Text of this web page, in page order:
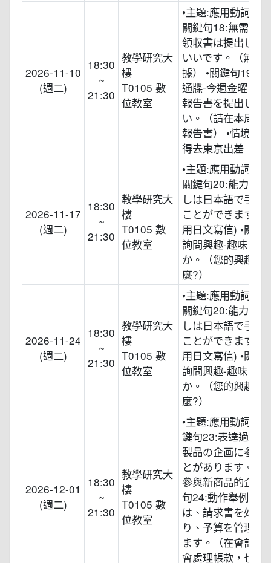
2026-11-10
(週二)
18:30
~
21:30
教學研究大
樓
T0105 數
位教室
•主題:應用動詞な
關鍵句18:無需承
領収書は提出しな
いいです。（無須
據） •關鍵句19:下
通牒-今週金曜日ま
報告書を提出して
い。（請在本周五
報告書） •情境應
得去東京出差
2026-11-17
(週二)
18:30
~
21:30
教學研究大
樓
T0105 數
位教室
•主題:應用動詞辞
關鍵句20:能力表
しは日本語で手紙
ことができます。
用日文寫信) •關鍵
詢問興趣-趣味は何
か。（您的興趣是
麼?）
2026-11-24
(週二)
18:30
~
21:30
教學研究大
樓
T0105 數
位教室
•主題:應用動詞辞
關鍵句20:能力表
しは日本語で手紙
ことができます。
用日文寫信) •關鍵
詢問興趣-趣味は何
か。（您的興趣是
麼?）
2026-12-01
(週二)
18:30
~
21:30
教學研究大
樓
T0105 數
位教室
•主題:應用動詞た
鍵句23:表達過去
製品の企画に参加
とがあります。（
參與新商品的企劃)
句24:動作舉例-経
は、請求書を処理
り、予算を管理し
ます。（在會計部
會處理帳款，也會